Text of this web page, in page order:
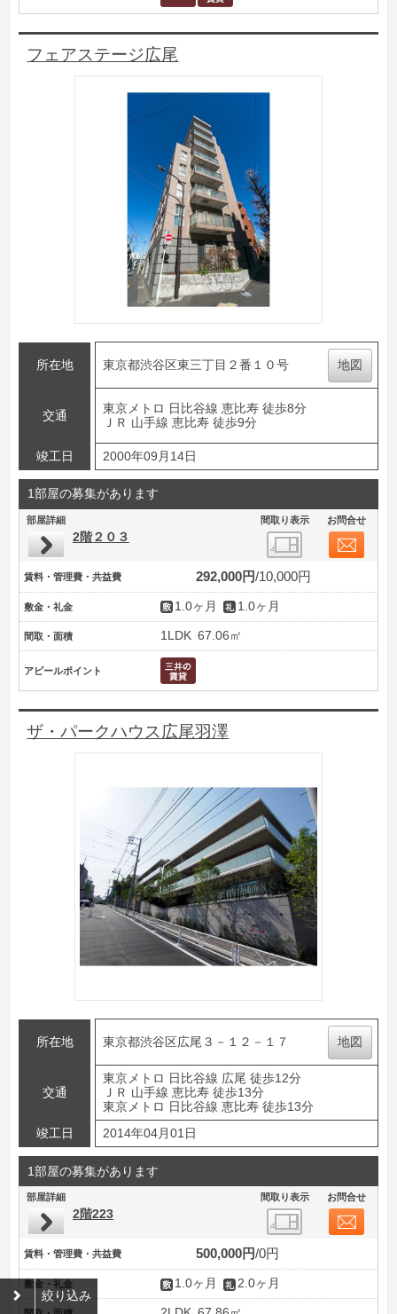
フェアステージ広尾
所在地 東京都渋谷区東三丁目２番１０号 地図
交通
東京メトロ 日比谷線 恵比寿 徒歩8分
ＪＲ 山手線 恵比寿 徒歩9分
竣工日 2000年09月14日
1部屋の募集があります
部屋詳細 間取り表示 お問合せ
2階２０３
賃料・管理費・共益費 292,000円 10,000円
敷金・礼金 1.0ヶ月 1.0ヶ月
間取・面積 1LDK 67.06㎡
アピールポイント
ザ・パークハウス広尾羽澤
所在地 東京都渋谷区広尾３－１２－１７ 地図
交通
東京メトロ 日比谷線 広尾 徒歩12分
ＪＲ 山手線 恵比寿 徒歩13分
東京メトロ 日比谷線 恵比寿 徒歩13分
竣工日
2014年04月01日
1部屋の募集があります
部屋詳細 間取り表示 お問合せ
2階223
賃料・管理費・共益費 500,000円 0円
敷金・礼金 1.0ヶ月 2.0ヶ月
絞り込み